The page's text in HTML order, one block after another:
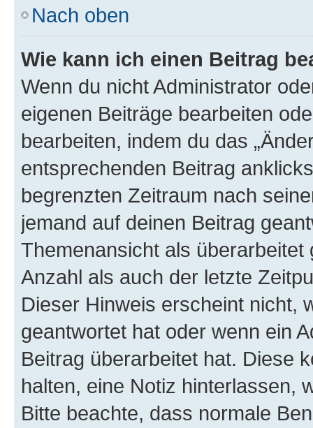
Nach oben
Wie kann ich einen Beitrag
Wenn du nicht Administrator
eigenen Beiträge bearbeiten
bearbeiten, indem du das
entsprechenden Beitrag
begrenzten Zeitraum nach
jemand auf deinen Beitrag
Themenansicht als
Anzahl als auch der letzte
Dieser Hinweis erscheint nicht,
geantwortet hat oder wenn ein
Beitrag überarbeitet hat. Diese
halten, eine Notiz hinterlassen,
Bitte beachte, dass normale